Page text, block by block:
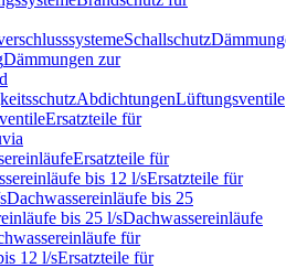
Schallschutz
Dämmungen zur
AbdichtungenLüftungsventile
Ersatzteile für
Ersatzteile für
bis 12 l/sErsatzteile für
Dachwassereinläufe bis 25
bis 25 l/sDachwassereinläufe
für
12 l/sErsatzteile für